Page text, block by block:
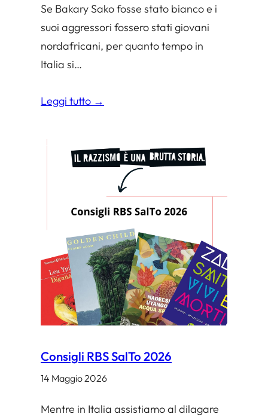
n
o
Se Bakary Sako fosse stato bianco e i
suoi aggressori fossero stati giovani
nordafricani, per quanto tempo in
Italia si…
Leggi tutto →
Consigli RBS SalTo 2026
14 Maggio 2026
Mentre in Italia assistiamo al dilagare